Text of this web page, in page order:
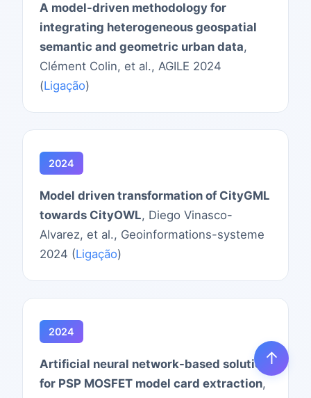
A model-driven methodology for
integrating heterogeneous geospatial
semantic and geometric urban data,
Clément Colin, et al., AGILE 2024
(Ligação)
2024
Model driven transformation of CityGML
towards CityOWL, Diego Vinasco-
Alvarez, et al., Geoinformations-systeme
2024 (Ligação)
2024
Artificial neural network-based solution
for PSP MOSFET model card extraction,
↑